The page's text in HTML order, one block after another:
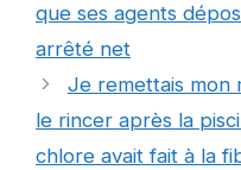
que ses agents
arrêté net
Je remettais mon
le rincer après la
chlore avait fait à la